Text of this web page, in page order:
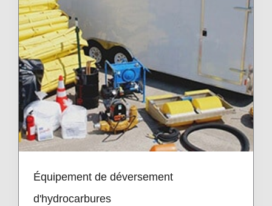
Équipement de déversement
d'hydrocarbures